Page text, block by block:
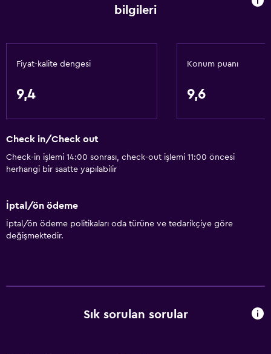
bilgileri
Fiyat-kalite dengesi
9,4
Konum puanı
9,6
Check in/Check out
Check-in işlemi 14:00 sonrası, check-out işlemi 11:00 öncesi
herhangi bir saatte yapılabilir
İptal/ön ödeme
İptal/ön ödeme politikaları oda türüne ve tedarikçiye göre
değişmektedir.
Sık sorulan sorular